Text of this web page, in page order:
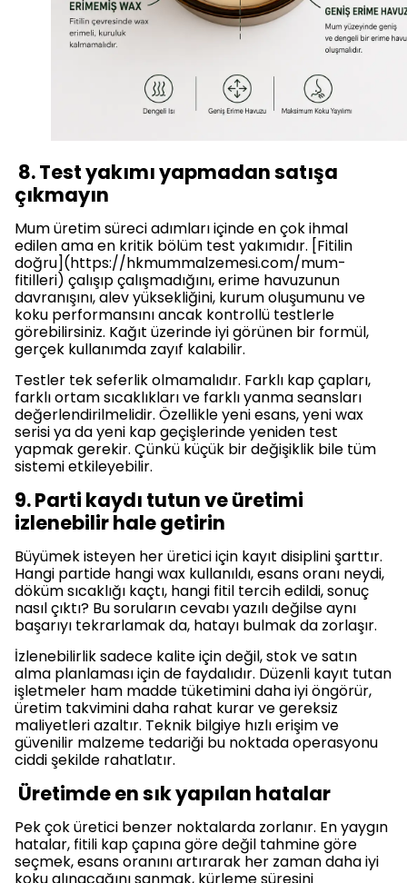
8. Test yakımı yapmadan satışa
çıkmayın
Mum üretim süreci adımları içinde en çok ihmal
edilen ama en kritik bölüm test yakımıdır. [Fitilin
doğru](https://hkmummalzemesi.com/mum-
fitilleri) çalışıp çalışmadığını, erime havuzunun
davranışını, alev yüksekliğini, kurum oluşumunu ve
koku performansını ancak kontrollü testlerle
görebilirsiniz. Kağıt üzerinde iyi görünen bir formül,
gerçek kullanımda zayıf kalabilir.
Testler tek seferlik olmamalıdır. Farklı kap çapları,
farklı ortam sıcaklıkları ve farklı yanma seansları
değerlendirilmelidir. Özellikle yeni esans, yeni wax
serisi ya da yeni kap geçişlerinde yeniden test
yapmak gerekir. Çünkü küçük bir değişiklik bile tüm
sistemi etkileyebilir.
9. Parti kaydı tutun ve üretimi
izlenebilir hale getirin
Büyümek isteyen her üretici için kayıt disiplini şarttır.
Hangi partide hangi wax kullanıldı, esans oranı neydi,
döküm sıcaklığı kaçtı, hangi fitil tercih edildi, sonuç
nasıl çıktı? Bu soruların cevabı yazılı değilse aynı
başarıyı tekrarlamak da, hatayı bulmak da zorlaşır.
İzlenebilirlik sadece kalite için değil, stok ve satın
alma planlaması için de faydalıdır. Düzenli kayıt tutan
işletmeler ham madde tüketimini daha iyi öngörür,
üretim takvimini daha rahat kurar ve gereksiz
maliyetleri azaltır. Teknik bilgiye hızlı erişim ve
güvenilir malzeme tedariği bu noktada operasyonu
ciddi şekilde rahatlatır.
Üretimde en sık yapılan hatalar
Pek çok üretici benzer noktalarda zorlanır. En yaygın
hatalar, fitili kap çapına göre değil tahmine göre
seçmek, esans oranını artırarak her zaman daha iyi